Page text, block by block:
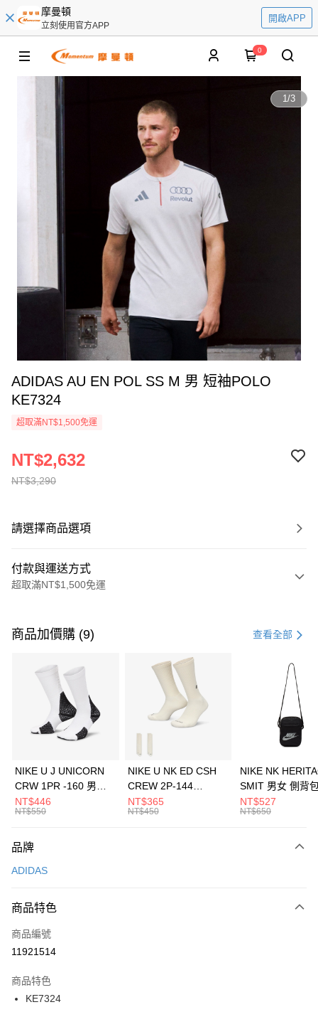
摩曼頓
立刻使用官方APP
開啟APP
0
1/3
ADIDAS AU EN POL SS M 男 短袖POLO
KE7324
超取滿NT$1,500免運
NT$3,290
NT$2,632
請選擇商品選項
付款與運送方式
超取滿NT$1,500免運
信用卡一次付款
3 期 0 利率 每期 21家銀行
合作金庫商業銀行
第一商業銀行
華南商業銀行
彰化商業銀行
上海商業儲蓄銀行
元大商業銀行
台灣樂天信用卡公司
Apple Pay
全盈+PAY
AFTEE先享後付
【關於「AFTEE先享後付」】
便利好安心！
３．安心：先確認商品／服務後，再付款。
【「AFTEE先享後付」結帳流程】
１．於結帳方式選擇「AFTEE先享後付」後，將跳轉至「AFTEE先享後付」
２．訂單成立數日內，您將收到繳費通知簡訊。
３．收到繳費通知簡訊後14天內，點擊此簡訊中的連結，可透過四大超商／
ATM／網路銀行／等多元方式進行付款，方視為交易完成。
運送方式
每筆NT$100，滿NT$1,500(含以上)免運費
宅配
每筆NT$100，滿NT$1,500(含以上)免運費
付款後門市自取
每筆NT$100，滿NT$1,500(含以上)免運費
商品加價購 (9) 查看全部
NIKE U J UNICORN
CRW 1PR -160 男女
中統襪 FZ3393100
NT$446
NT$550
NIKE U NK ED CSH
CREW 2P-144
EMBRDY 男女 短統襪
FZ3073133
NT$365
NT$450
NIKE NK
SMIT 男女 側背
BA5871010
NT$527
NT$650
品牌
ADIDAS
商品特色
商品編號
11921514
商品特色
KE7324